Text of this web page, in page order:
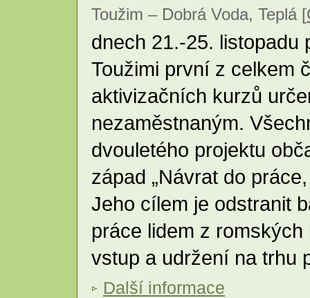
Toužim – Dobrá Voda, Teplá [
dnech 21.-25. listopadu
Toužimi první z celkem
aktivizačních kurzů
nezaměstnaným.
dvouletého projektu
západ „Návrat do
Jeho cílem je odstranit
práce lidem z
vstup a udržení na trhu
Další informace